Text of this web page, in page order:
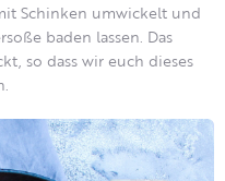
Schinken umwickelt und
baden lassen. Das
so dass wir euch dieses